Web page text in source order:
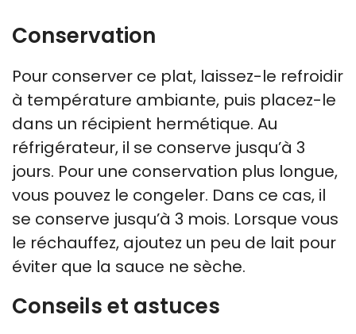
Conservation
Pour conserver ce plat, laissez-le refroidir
à température ambiante, puis placez-le
dans un récipient hermétique. Au
réfrigérateur, il se conserve jusqu’à 3
jours. Pour une conservation plus longue,
vous pouvez le congeler. Dans ce cas, il
se conserve jusqu’à 3 mois. Lorsque vous
le réchauffez, ajoutez un peu de lait pour
éviter que la sauce ne sèche.
Conseils et astuces